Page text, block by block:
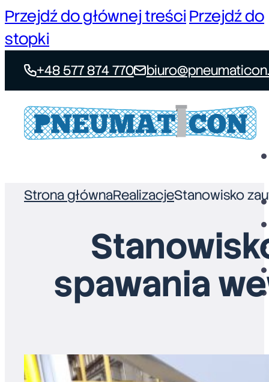
Przejdź do głównej treści Przejdź do
stopki
+48 577 874 770
Strona głównaRealizacjeStanowisko
spawania